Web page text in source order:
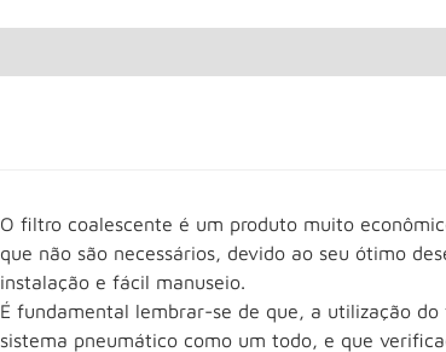
O filtro coalescente é um produto muito
que não são necessários, devido ao seu ótimo
instalação e fácil manuseio.
É fundamental lembrar-se de que, a utilização
sistema pneumático como um todo, e que